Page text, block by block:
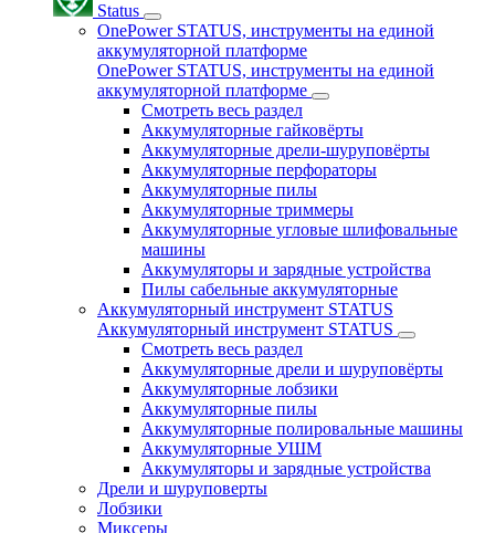
Status
OnePower STATUS, инструменты на единой
аккумуляторной платформе
OnePower STATUS, инструменты на единой
аккумуляторной платформе
Смотреть весь раздел
Аккумуляторные гайковёрты
Аккумуляторные дрели-шуруповёрты
Аккумуляторные перфораторы
Аккумуляторные пилы
Аккумуляторные триммеры
Аккумуляторные угловые шлифовальные
машины
Аккумуляторы и зарядные устройства
Пилы сабельные аккумуляторные
Аккумуляторный инструмент STATUS
Аккумуляторный инструмент STATUS
Смотреть весь раздел
Аккумуляторные дрели и шуруповёрты
Аккумуляторные лобзики
Аккумуляторные пилы
Аккумуляторные полировальные машины
Аккумуляторные УШМ
Аккумуляторы и зарядные устройства
Дрели и шуруповерты
Лобзики
Миксеры